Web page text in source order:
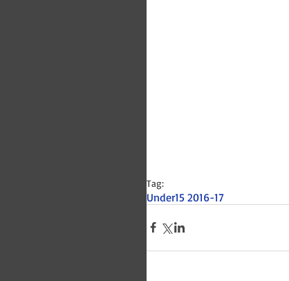
Tag:
Under15 2016-17